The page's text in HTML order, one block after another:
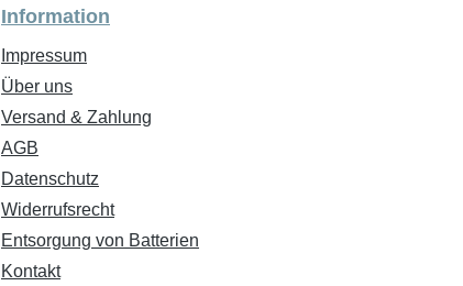
Information
Impressum
Über uns
Versand & Zahlung
AGB
Datenschutz
Widerrufsrecht
Entsorgung von Batterien
Kontakt